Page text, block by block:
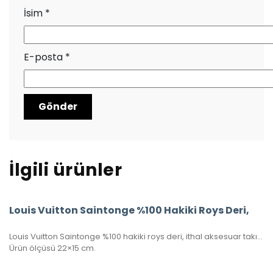
İsim *
E-posta *
İlgili ürünler
Louis Vuitton Saintonge %100 Hakiki Roys Deri,
Louis Vuitton Saintonge %100 hakiki roys deri, ithal aksesuar takımı, ithal kumaş, simetrik kesim, seri numaralı, kutulu, toz torbalı ve sertifikalı olarak gönderilecektir.
Ürün ölçüsü 22×15 cm.